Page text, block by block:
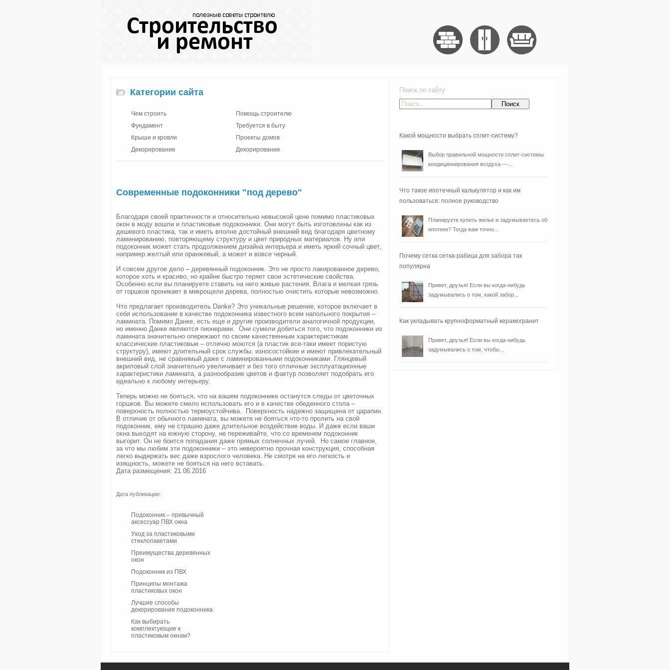
Категории сайта
Чем строить
Фундамент
Крыши и кровли
Декорирование
Помощь строителю
Требуется в быту
Проекты домов
Декорирование
Современные подоконники "под дерево"
Благодаря своей практичности и относительно невысокой цене помимо пластиковых
окон в моду вошли и пластиковые подоконники. Они могут быть изготовлены как из
дешевого пластика, так и иметь вполне достойный внешний вид благодаря цветному
ламинированию, повторяющему структуру и цвет природных материалов. Ну или
подоконник может стать продолжением дизайна интерьера и иметь яркий сочный цвет,
например желтый или оранжевый, а может и вовсе черный.
И совсем другое дело – деревянный подоконник. Это не просто лакированное дерево,
которое хоть и красиво, но крайне быстро теряет свои эстетические свойства.
Особенно если вы планируете ставить на него живые растения. Влага и мелкая грязь
от горшков проникает в микрощели дерева, полностью очистить которые невозможно.
Что предлагает производитель Danke? Это уникальные решение, которое включает в
себя использование в качестве подоконника известного всем напольного покрытия –
ламината. Помимо Данке, есть еще и другие производители аналогичной продукции,
но именно Данке являются пионерами. Они сумели добиться того, что подоконники из
ламината значительно опережают по своим качественным характеристикам
классические пластиковые – отлично моются (а пластик все-таки имеет пористую
структуру), имеют длительный срок службы, износостойкие и имеют привлекательный
внешний вид, не сравнимый даже с ламинированными подоконниками. Глянцевый
акриловый слой значительно увеличивает и без того отличные эксплуатационные
характеристики ламината, а разнообразие цветов и фактур позволяет подобрать его
идеально к любому интерьеру.
Теперь можно не бояться, что на вашем подоконнике останутся следы от цветочных
горшков. Вы можете смело использовать его и в качестве обеденного стола –
поверхность полностью термоустойчива. Поверхность надежно защищена от царапин.
В отличие от обычного ламината, вы можете не бояться что-то пролить на свой
подоконник, ему не страшно даже длительное воздействие воды. И даже если ваши
окна выходят на южную сторону, не переживайте, что со временем подоконник
выгорит. Он не боится попадания даже прямых солнечных лучей. Но самое главное,
за что мы любим эти подоконники – это невероятно прочная конструкция, способная
легко выдержать вес даже взрослого человека. Не смотря на его легкость и
изящность, можете не бояться на него вставать.
Дата размещения: 21.06.2016
Дата публикации:
Подоконник – привычный
аксессуар ПВХ окна
Уход за пластиковыми
стеклопакетами
Преимущества деревянных
окон
Подоконник из ПВХ
Принципы монтажа
пластиковых окон
Лучшие способы
декорирования подоконника
Как выбирать
комплектующие к
пластиковым окнам?
Поиск по сайту
Какой мощности выбрать сплит-систему?
Выбор правильной мощности сплит-системы
кондиционирования воздуха —...
Что такое ипотечный калькулятор и как им
пользоваться: полное руководство
Планируете купить жилье и задумываетесь об
ипотеке? Тогда вам точно...
Почему сетка сетка-рабица для забора так
популярна
Привет, друзья! Если вы когда-нибудь
задумывались о том, какой забор...
Как укладывать крупноформатный керамогранит
Привет, друзья! Если вы когда-нибудь
задумывались о том, чтобы...